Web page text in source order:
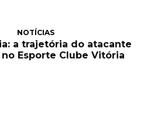
NOTÍCIAS
a trajetória do atacante
Esporte Clube Vitória